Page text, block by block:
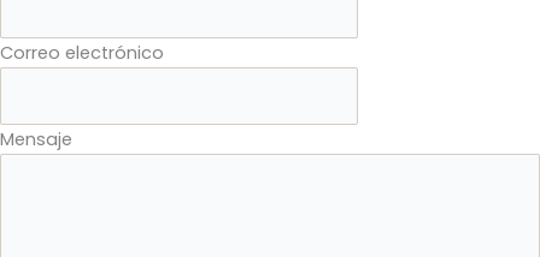
Correo electrónico
Mensaje